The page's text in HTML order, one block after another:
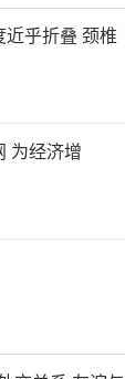
乎折叠 颈椎
为经济增